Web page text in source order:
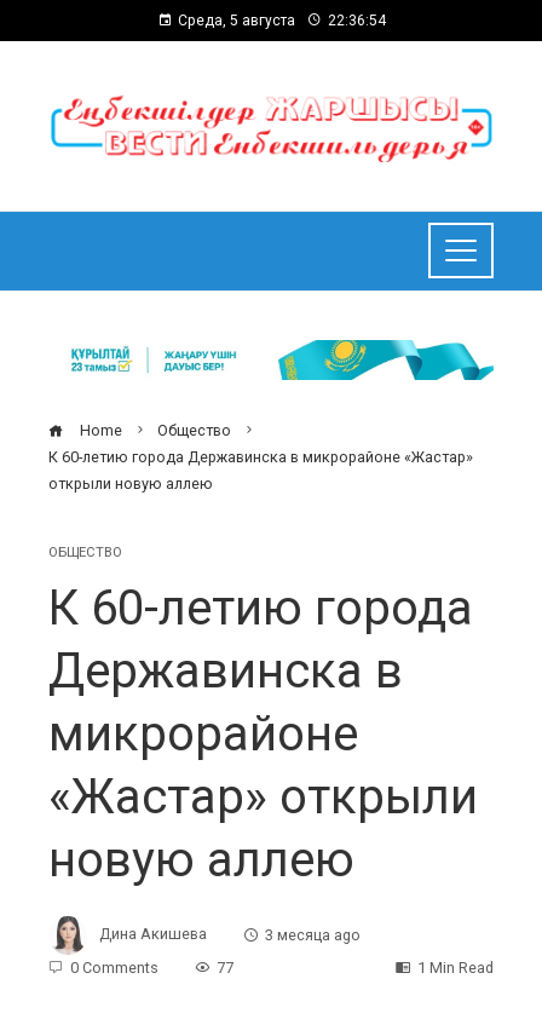
Среда, 5 августа 22:36:55
Home
Общество
К 60-летию города Державинска в микрорайоне «Жастар»
открыли новую аллею
ОБЩЕСТВО
К 60-летию города
Державинска в
микрорайоне
«Жастар» открыли
новую аллею
Дина Акишева
3 месяца ago
0 Comments
77 1 Min Read